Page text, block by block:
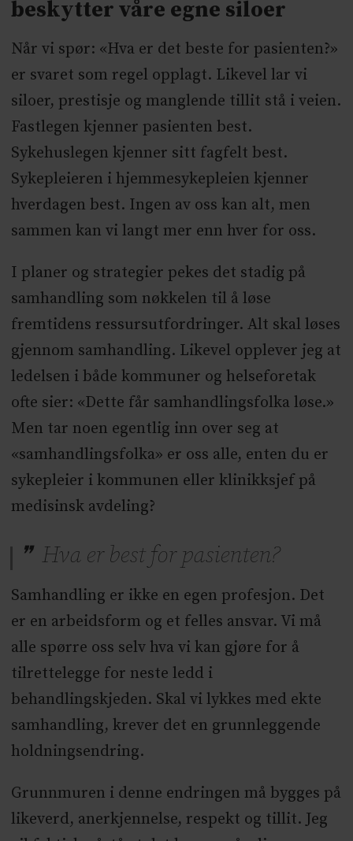
beskytter våre egne siloer
Når vi spør: «Hva er det beste for pasienten?»
er svaret som regel opplagt. Likevel lar vi
siloer, prestisje og manglende tillit stå i veien.
Fastlegen kjenner pasienten best.
Sykehuslegen kjenner sitt fagfelt best.
Sykepleieren i hjemmesykepleien kjenner
hverdagen best. Ingen av oss kan alt, men
sammen kan vi langt mer enn hver for oss.
I planer og strategier pekes det stadig på
samhandling som nøkkelen til å løse
fremtidens ressursutfordringer. Alt skal løses
gjennom samhandling. Likevel opplever jeg at
ledelsen i både kommuner og helseforetak
ofte sier: «Dette får samhandlingsfolka løse.»
Men tar noen egentlig inn over seg at
«samhandlingsfolka» er oss alle, enten du er
sykepleier i kommunen eller klinikksjef på
medisinsk avdeling?
Hva er best for pasienten?
Samhandling er ikke en egen profesjon. Det
er en arbeidsform og et felles ansvar. Vi må
alle spørre oss selv hva vi kan gjøre for å
tilrettelegge for neste ledd i
behandlingskjeden. Skal vi lykkes med ekte
samhandling, krever det en grunnleggende
holdningsendring.
Grunnmuren i denne endringen må bygges på
likeverd, anerkjennelse, respekt og tillit. Jeg